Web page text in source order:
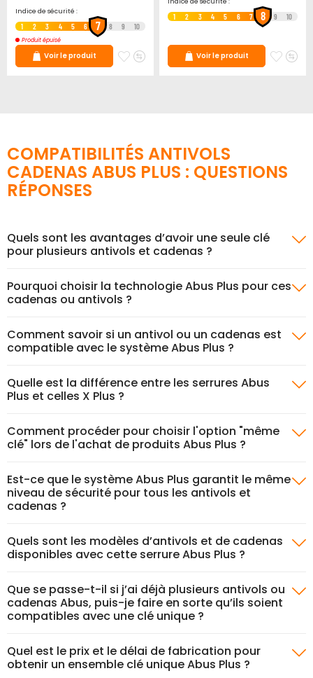
Indice de sécurité :
1 2 3 4 5 6 7 8 9 10
Produit épuisé
Voir le produit
AjouterAjouter
1 2 3 4 5 6 7 8 9 10
Voir le produit
COMPATIBILITÉS ANTIVOLS
CADENAS ABUS PLUS : QUESTIONS
RÉPONSES
Quels sont les avantages d’avoir une seule clé
pour plusieurs antivols et cadenas ?
Pourquoi choisir la technologie Abus Plus pour ces
cadenas ou antivols ?
Comment savoir si un antivol ou un cadenas est
compatible avec le système Abus Plus ?
Quelle est la différence entre les serrures Abus
Plus et celles X Plus ?
Comment procéder pour choisir l'option "même
clé" lors de l'achat de produits Abus Plus ?
Est-ce que le système Abus Plus garantit le même
niveau de sécurité pour tous les antivols et
cadenas ?
Quels sont les modèles d’antivols et de cadenas
disponibles avec cette serrure Abus Plus ?
Que se passe-t-il si j’ai déjà plusieurs antivols ou
cadenas Abus, puis-je faire en sorte qu’ils soient
compatibles avec une clé unique ?
Quel est le prix et le délai de fabrication pour
obtenir un ensemble clé unique Abus Plus ?